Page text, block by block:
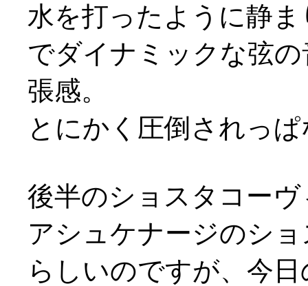
水を打ったように静
でダイナミックな弦
張感。
とにかく圧倒されっ
後半のショスタコーヴ
アシュケナージのシ
らしいのですが、今